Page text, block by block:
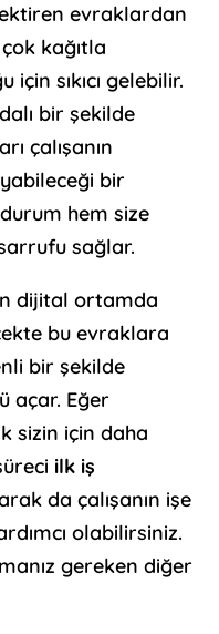
evraklardan
kağıtla
için sıkıcı gelebilir.
bir şekilde
çalışanın
bir
hem size
sağlar.
dijital ortamda
bu evraklara
bir şekilde
açar. Eğer
sizin için daha
ilk iş
da çalışanın işe
olabilirsiniz.
gereken diğer